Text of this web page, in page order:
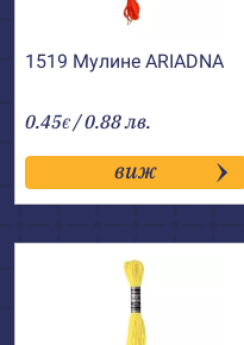
1519 Мулине АRIADNA
0.45€ / 0.88 лв.
виж